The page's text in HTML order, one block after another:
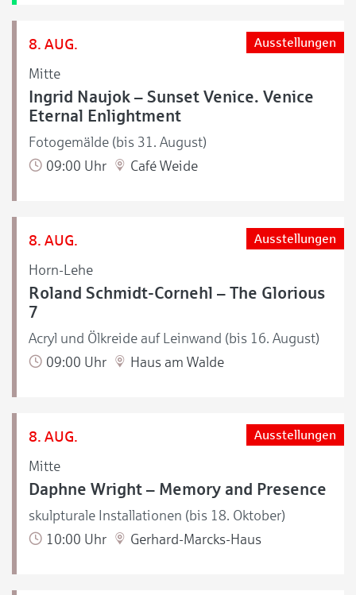
8. AUG.
Mitte
Ausstellungen
Ingrid Naujok – Sunset Venice. Venice
Eternal Enlightment
Fotogemälde (bis 31. August)
09:00 Uhr
Café Weide
8. AUG.
Horn-Lehe
Ausstellungen
Roland Schmidt-Cornehl – The Glorious
7
Acryl und Ölkreide auf Leinwand (bis 16. August)
09:00 Uhr
Haus am Walde
8. AUG.
Mitte
Ausstellungen
Daphne Wright – Memory and Presence
skulpturale Installationen (bis 18. Oktober)
10:00 Uhr
Gerhard-Marcks-Haus